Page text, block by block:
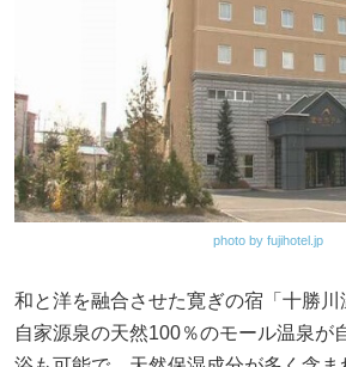
photo by fujihotel.jp
和と洋を融合させた寛ぎの宿「十勝川
自家源泉の天然100％のモール温泉が